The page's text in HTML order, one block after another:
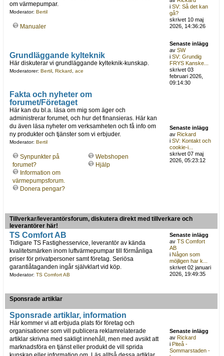
om värmepumpar.
Moderator: Bertil
Manualer
iSV: Så det kan
gå?
skrivet 10 maj
2026, 14:36:26
Grundläggande kylteknik
Här diskuterar vi grundläggande kylteknik-kunskap.
Moderatorer: Bertil, Rickard ace
Senaste inlägg
avSW
iSV: Grundig
FRYS Kanske...
skrivet 03
februari 2026,
09:14:30
Fakta och nyheter om
forumet/Företaget
Här kan du bl.a. läsa om mig som äger och
administrerar forumet, och hur det finansieras. Här kan
du även läsa nyheter om verksamheten och få info om
ny produkter och tjänster som vi erbjuder.
Moderator: Bertil
Synpunkter på
forumet?
Information om
värmepumpsforum.
Donera pengar?
Webshopen
Hjälp
Senaste inlägg
avRickard
iSV: Kontakt och
cookie-i...
skrivet 07 maj
2026, 05:23:12
Tillverkar/leverantörsforum, diskutera direkt med tillverkare och
leverantörer här!
TS Comfort AB
Tidigare TS Fastighesservice, leverantör av kända
kvalitetsmärken inom luftvärmepumpar till förmånliga
priser för privatpersoner samt företag. Seriösa
garantiåtaganden ingår självklart vid köp.
Moderator: TS Comfort AB
Senaste inlägg
avTS Comfort
AB
iNågon som
möjligen har k...
skrivet 02 januari
2026, 19:49:35
Sponsrade artiklar
Sponsrade artiklar, information
Här kommer vi att erbjuda plats för företag och
organisationer som vill publicera reklamrelaterade
artiklar skrivna med sakligt innehåll, men med avsikt att
marknadsföra en tjänst eller produkt de vill sprida
Senaste inlägg
avRickard
iPiteå -
Sommarstaden -